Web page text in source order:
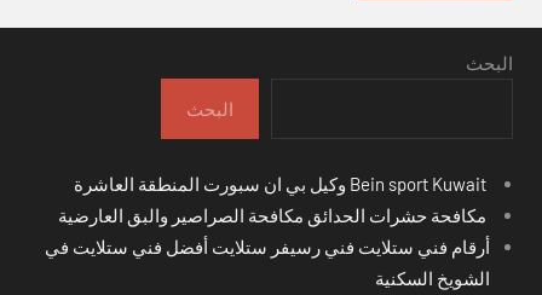
البحث
البحث
مكافحة حشرات الحدائق مكافحة الصراصير والبق العارضية
أرقام فني ستلايت فني رسيفر ستلايت أفضل فني ستلايت في
الشويخ السكنية